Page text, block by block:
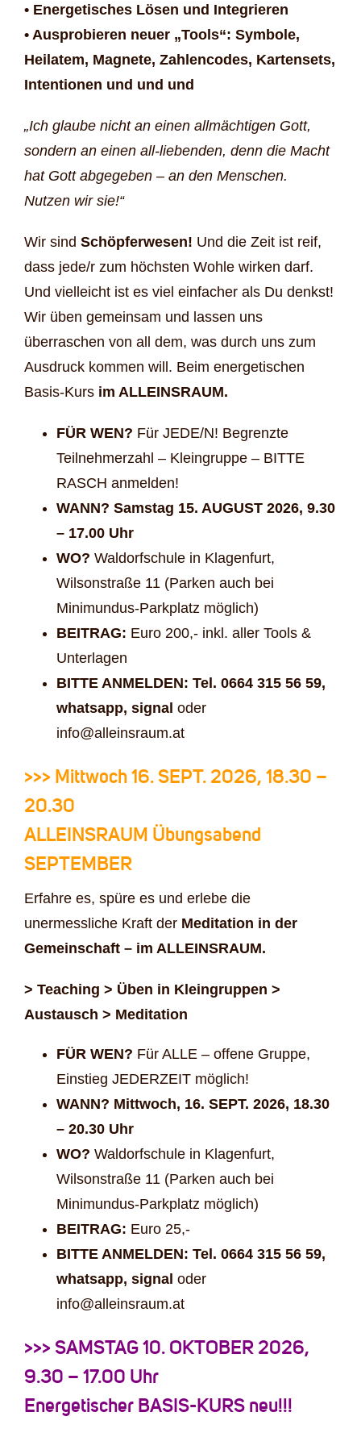
• Energetisches Lösen und Integrieren
• Ausprobieren neuer „Tools“: Symbole,
Heilatem, Magnete, Zahlencodes, Kartensets,
Intentionen und und und
„Ich glaube nicht an einen allmächtigen Gott,
sondern an einen all-liebenden, denn die Macht
hat Gott abgegeben – an den Menschen.
Nutzen wir sie!“
Wir sind Schöpferwesen! Und die Zeit ist reif,
dass jede/r zum höchsten Wohle wirken darf.
Und vielleicht ist es viel einfacher als Du denkst!
Wir üben gemeinsam und lassen uns
überraschen von all dem, was durch uns zum
Ausdruck kommen will. Beim energetischen
Basis-Kurs im ALLEINSRAUM.
FÜR WEN? Für JEDE/N! Begrenzte
Teilnehmerzahl – Kleingruppe – BITTE
RASCH anmelden!
WANN? Samstag 15. AUGUST 2026, 9.30
– 17.00 Uhr
WO? Waldorfschule in Klagenfurt,
Wilsonstraße 11 (Parken auch bei
Minimundus-Parkplatz möglich)
BEITRAG: Euro 200,- inkl. aller Tools &
Unterlagen
BITTE ANMELDEN: Tel. 0664 315 56 59,
whatsapp, signal oder
info@alleinsraum.at
>>> Mittwoch 16. SEPT. 2026, 18.30 –
20.30
ALLEINSRAUM Übungsabend
SEPTEMBER
Erfahre es, spüre es und erlebe die
unermessliche Kraft der Meditation in der
Gemeinschaft – im ALLEINSRAUM.
> Teaching > Üben in Kleingruppen >
Austausch > Meditation
FÜR WEN? Für ALLE – offene Gruppe,
Einstieg JEDERZEIT möglich!
WANN? Mittwoch, 16. SEPT. 2026, 18.30
– 20.30 Uhr
WO? Waldorfschule in Klagenfurt,
Wilsonstraße 11 (Parken auch bei
Minimundus-Parkplatz möglich)
BEITRAG: Euro 25,-
BITTE ANMELDEN: Tel. 0664 315 56 59,
whatsapp, signal oder
info@alleinsraum.at
>>> SAMSTAG 10. OKTOBER 2026,
9.30 – 17.00 Uhr
Energetischer BASIS-KURS neu!!!